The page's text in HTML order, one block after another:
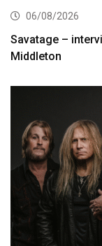
06/08/2026
Savatage –
Middleton